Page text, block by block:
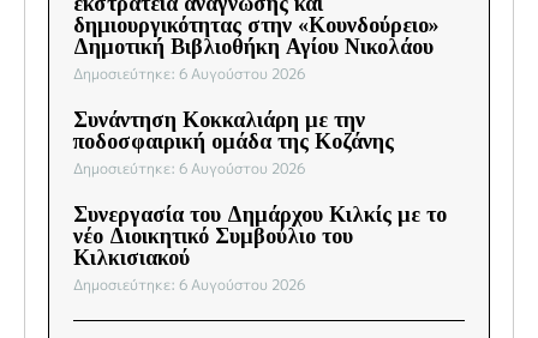
δημιουργικότητας στην «Κουνδούρειο»
Δημοτική Βιβλιοθήκη Αγίου Νικολάου
Δημοσιεύτηκε: 6 Αυγούστου 2026
Συνάντηση Κοκκαλιάρη με την
ποδοσφαιρική ομάδα της Κοζάνης
Δημοσιεύτηκε: 6 Αυγούστου 2026
Συνεργασία του Δημάρχου Κιλκίς με το
νέο Διοικητικό Συμβούλιο του
Κιλκισιακού
Δημοσιεύτηκε: 6 Αυγούστου 2026